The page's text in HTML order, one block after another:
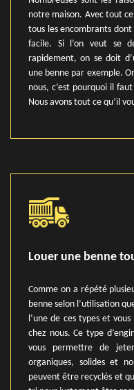
notre maison. Avec tout
tous les encombrants dont
facile. Si l’on veut se
rapidement, on se doit
une benne par exemple.
nous, c’est pourquoi il
Nous avons tout ce qu’il
Louer une benne
Comme on a répété
benne selon l’utilisation
l’une de ces types et
chez nous. Ce type
vous permettre de
organiques, solides et
peuvent être recyclés et